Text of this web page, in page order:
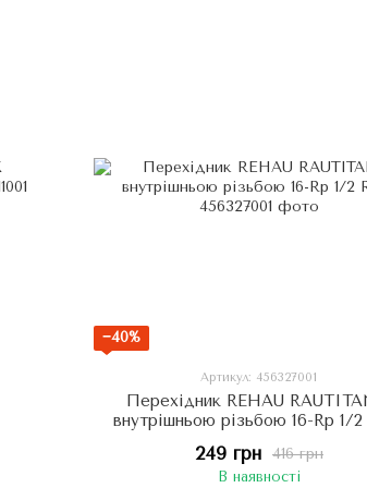
−40%
Артикул: 456327001
Перехідник REHAU
внутрішньою різьбою 16-Rp 1/
416 грн
249 грн
В наявності